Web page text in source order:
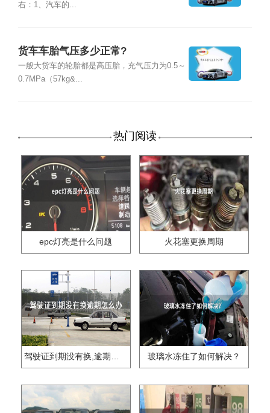
右：1、汽车的...
货车车胎气压多少正常?
一般大货车的轮胎都是高压胎，充气压力为0.5～
0.7MPa（57kg&...
热门阅读
epc灯亮是什么问题 火花塞更换周期
驾驶证到期没有换,逾期怎么办?? 玻璃水冻住了如何解决？